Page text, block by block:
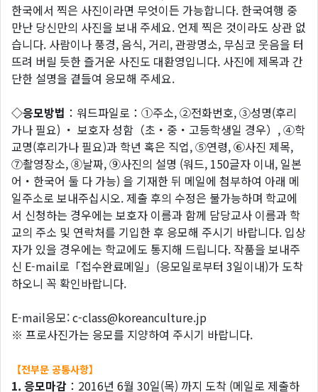
한국에서 찍은 사진이라면 무엇이든 가능합니다. 한국여행 중
만난 당신만의 사진을 보내 주세요. 언제 찍은 것이라도 상관 없
습니다. 사람이나 풍경, 음식, 거리, 관광명소, 무심코 웃음을 터
뜨려 버릴 듯한 즐거운 사진도 대환영입니다. 사진에 제목과 간
단한 설명을 곁들여 응모해 주세요.
◇응모방법 ：워드파일로：①주소, ②전화번호, ③성명(후리
가나 필요) ・ 보호자 성함（초・중・고등학생일 경우）, ④학
교명(후리가나 필요)과 학년 혹은 직업, ⑤연령, ⑥사진 제목,
⑦촬영장소, ⑧날짜, ⑨사진의 설명 (워드, 150글자 이내, 일본
어・한국어 둘 다 가능) 을 기재한 뒤 메일에 첨부하여 아래 메
일주소로 보내주십시오. 제출 후의 수정은 불가능하며 학교에
서 신청하는 경우에는 보호자 이름과 함께 담당교사 이름과 학
교의 주소 및 연락처를 기입한 후 응모해 주시기 바랍니다. 입상
자가 있을 경우에는 학교에도 통지해 드립니다. 작품을 보내주
신 E-mail로「접수완료메일」(응모일로부터 3일이내)가 도착
하오니 꼭 확인바랍니다.
E-mail응모: c-class@koreanculture.jp
※ 프로사진가는 응모를 지양하여 주시기 바랍니다.
【전부문 공통사항】
1. 응모마감 ：2016년 6월 30일(목) 까지 도착 (메일로 제출하